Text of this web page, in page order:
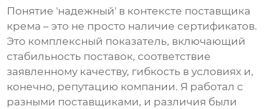
Понятие 'надежный' в контексте поставщика
крема – это не просто наличие сертификатов.
Это комплексный показатель, включающий
стабильность поставок, соответствие
заявленному качеству, гибкость в условиях и,
конечно, репутацию компании. Я работал с
разными поставщиками, и различия были